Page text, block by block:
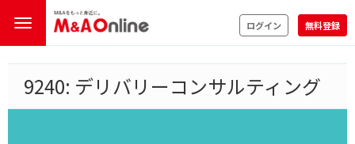
ログイン 無料登録
9240: デリバリーコンサルティング